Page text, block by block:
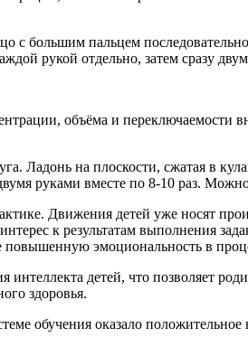
с большим пальцем
рукой отдельно, затем сразу
объёма и
Ладонь на плоскости, сжатая в
руками вместе по 8-10 раз.
Движения детей уже носят
к результатам выполнения
эмоциональность в
детей, что позволяет
здоровья.
обучения оказало